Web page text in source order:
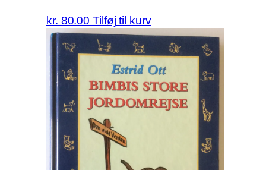
kr. 80.00 Tilføj til kurv